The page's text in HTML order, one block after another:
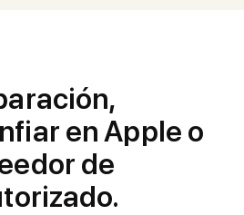
en Apple o
de